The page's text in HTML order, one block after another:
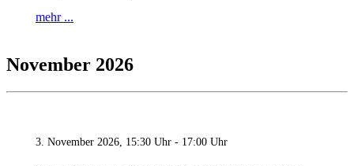
mehr ...
November 2026
3. November 2026, 15:30 Uhr - 17:00 Uhr